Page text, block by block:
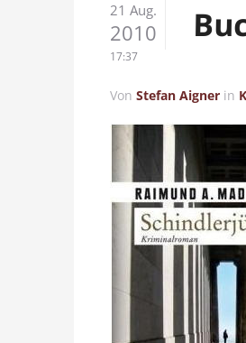
21 Aug.
2010
17:37
Von Stefan Aigner in